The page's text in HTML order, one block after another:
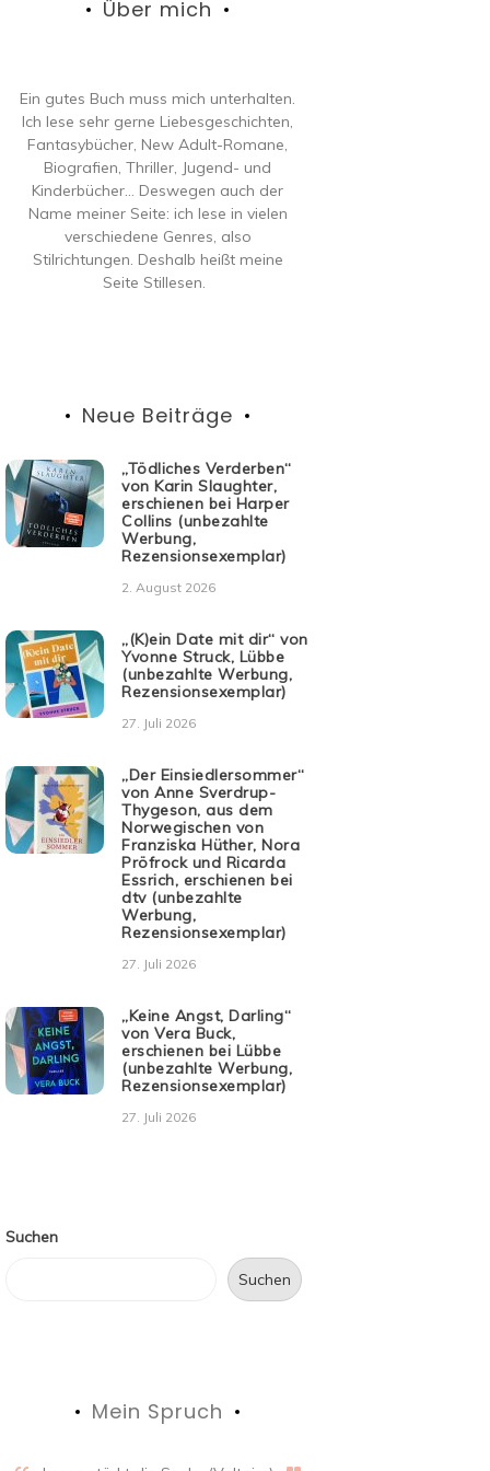
Über mich
Ein gutes Buch muss mich unterhalten.
Ich lese sehr gerne Liebesgeschichten,
Fantasybücher, New Adult-Romane,
Biografien, Thriller, Jugend- und
Kinderbücher… Deswegen auch der
Name meiner Seite: ich lese in vielen
verschiedene Genres, also
Stilrichtungen. Deshalb heißt meine
Seite Stillesen.
Neue Beiträge
„Tödliches Verderben“
von Karin Slaughter,
erschienen bei Harper
Collins (unbezahlte
Werbung,
Rezensionsexemplar)
2. August 2026
„(K)ein Date mit dir“ von
Yvonne Struck, Lübbe
(unbezahlte Werbung,
Rezensionsexemplar)
27. Juli 2026
„Der Einsiedlersommer“
von Anne Sverdrup-
Thygeson, aus dem
Norwegischen von
Franziska Hüther, Nora
Pröfrock und Ricarda
Essrich, erschienen bei
dtv (unbezahlte
Werbung,
Rezensionsexemplar)
27. Juli 2026
„Keine Angst, Darling“
von Vera Buck,
erschienen bei Lübbe
(unbezahlte Werbung,
Rezensionsexemplar)
27. Juli 2026
Suchen
Suchen
Mein Spruch